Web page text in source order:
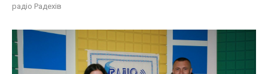
радіо Радехів